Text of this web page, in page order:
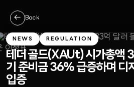
← Back
NEWS REGULATION
테더 골드(XAUt) 시가총액
기 준비금 36% 급증하며 디
입증